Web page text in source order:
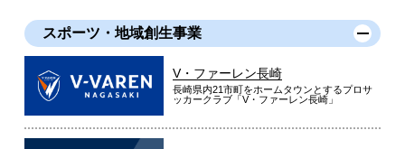
スポーツ・地域創生事業
V・ファーレン長崎
長崎県内21市町をホームタウンとするプロサ
ッカークラブ「V・ファーレン長崎」